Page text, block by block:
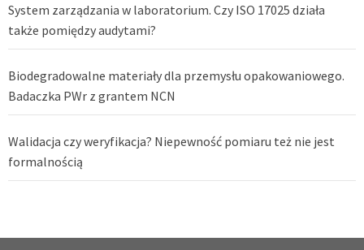
System zarządzania w laboratorium. Czy ISO 17025 działa
także pomiędzy audytami?
Biodegradowalne materiały dla przemysłu opakowaniowego.
Badaczka PWr z grantem NCN
Walidacja czy weryfikacja? Niepewność pomiaru też nie jest
formalnością